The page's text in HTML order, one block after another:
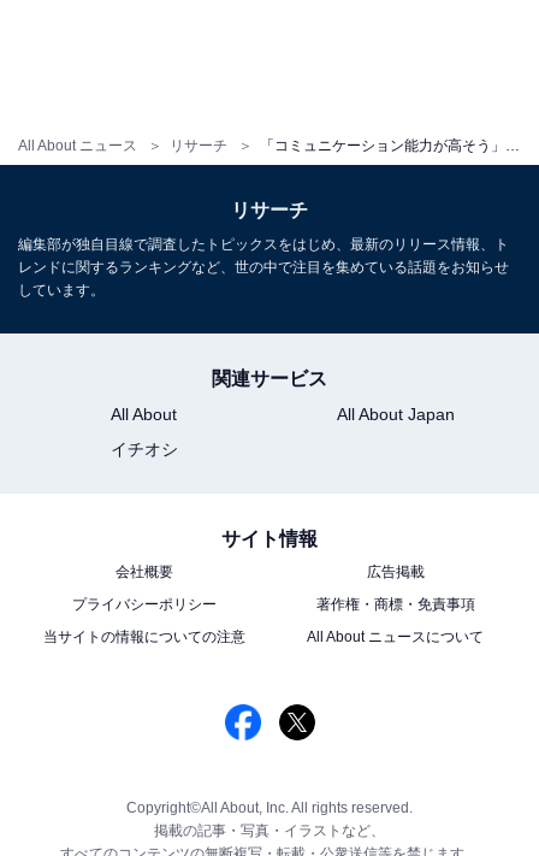
All About ニュース リサーチ
リサーチ
編集部が独自目線で調査したトピックスをはじめ、最新のリリース情報、ト
レンドに関するランキングなど、世の中で注目を集めている話題をお知らせ
しています。
関連サービス
All About
All About Japan
イチオシ
サイト情報
会社概要
広告掲載
プライバシーポリシー
著作権・商標・免責事項
当サイトの情報についての注意
All About ニュースについて
Copyright©All About, Inc. All rights reserved.
掲載の記事・写真・イラストなど、